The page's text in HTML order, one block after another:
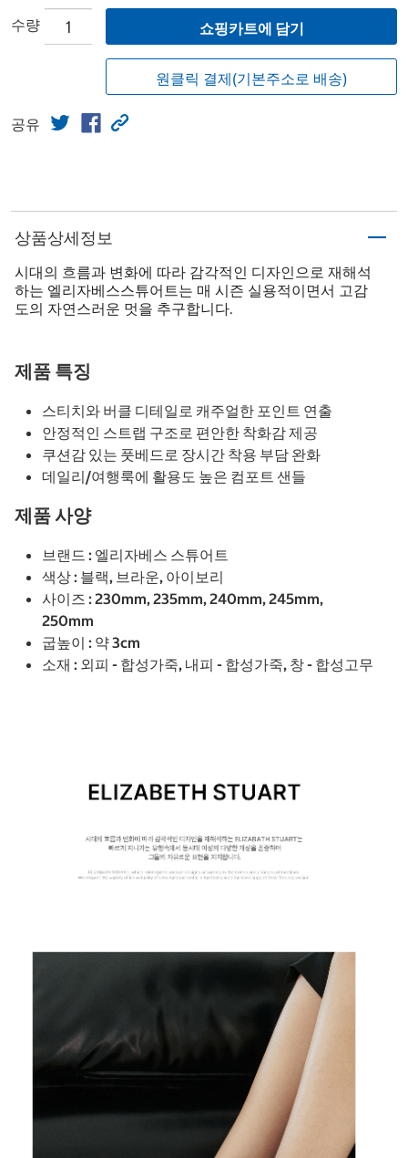
수량 쇼핑카트에 담기
원클릭 결제(기본주소로 배송)
공유
상품상세정보
시대의 흐름과 변화에 따라 감각적인 디자인으로 재해석
하는 엘리자베스스튜어트는 매 시즌 실용적이면서 고감
도의 자연스러운 멋을 추구합니다.
제품 특징
스티치와 버클 디테일로 캐주얼한 포인트 연출
안정적인 스트랩 구조로 편안한 착화감 제공
쿠션감 있는 풋베드로 장시간 착용 부담 완화
데일리/여행룩에 활용도 높은 컴포트 샌들
제품 사양
브랜드 : 엘리자베스 스튜어트
색상 : 블랙, 브라운, 아이보리
사이즈 : 230mm, 235mm, 240mm, 245mm,
250mm
굽높이 : 약 3cm
소재 : 외피 - 합성가죽, 내피 - 합성가죽, 창 - 합성고무